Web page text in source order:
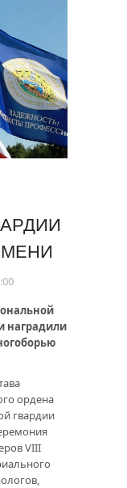
наградили
ордена
гвардии
VIII